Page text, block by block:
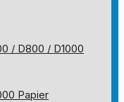
/ D800 / D1000
Papier